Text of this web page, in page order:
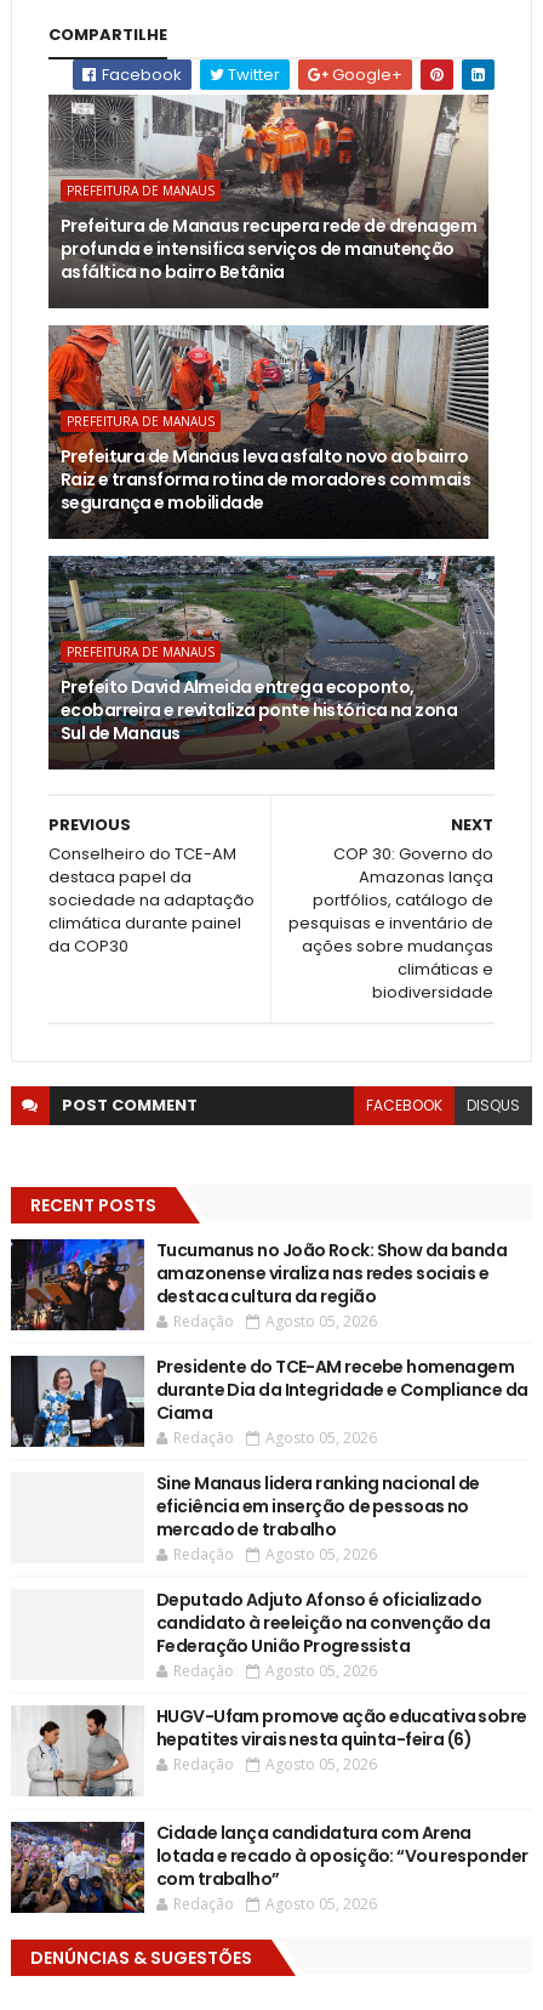
COMPARTILHE
Facebook
Twitter Google+
PREFEITURA DE MANAUS
Prefeitura de Manaus recupera rede de drenagem
profunda e intensifica serviços de manutenção
asfáltica no bairro Betânia
PREFEITURA DE MANAUS
Prefeitura de Manaus leva asfalto novo ao bairro
Raiz e transforma rotina de moradores com mais
segurança e mobilidade
PREFEITURA DE MANAUS
Prefeito David Almeida entrega ecoponto,
ecobarreira e revitaliza ponte histórica na zona
Sul de Manaus
NEXT
COP 30: Governo do
Amazonas lança
portfólios, catálogo de
pesquisas e inventário de
ações sobre mudanças
climáticas e
biodiversidade
PREVIOUS
Conselheiro do TCE-AM
destaca papel da
sociedade na adaptação
climática durante painel
da COP30
POST COMMENT FACEBOOK DISQUS
RECENT POSTS
Tucumanus no João Rock: Show da banda
amazonense viraliza nas redes sociais e
destaca cultura da região
Redação Agosto 05, 2026
Presidente do TCE-AM recebe homenagem
durante Dia da Integridade e Compliance da
Ciama
Redação Agosto 05, 2026
Sine Manaus lidera ranking nacional de
eficiência em inserção de pessoas no
mercado de trabalho
Redação Agosto 05, 2026
Deputado Adjuto Afonso é oficializado
candidato à reeleição na convenção da
Federação União Progressista
Redação Agosto 05, 2026
HUGV-Ufam promove ação educativa sobre
hepatites virais nesta quinta-feira (6)
Redação Agosto 05, 2026
Cidade lança candidatura com Arena
lotada e recado à oposição: “Vou responder
com trabalho”
Redação Agosto 05, 2026
DENÚNCIAS & SUGESTÕES